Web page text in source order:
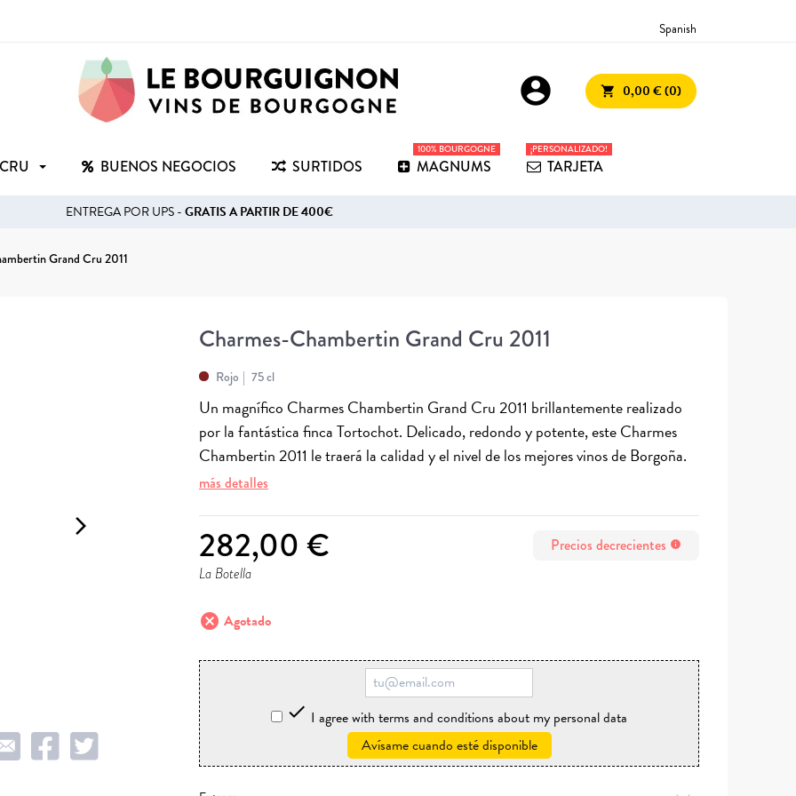
Spanish
account_circle shopping_cart 0,00 € (0)
BUENOS NEGOCIOS SURTIDOS MAGNUMS
100% BOURGOGNE
TARJETA
¡PERSONALIZADO!
ENTREGA POR UPS -GRATIS A PARTIR DE 400€
Grand Cru 2011
arrow_forward_ios
Charmes-Chambertin Grand Cru 2011
Rojo 75 cl
Un magnífico Charmes Chambertin Grand Cru 2011 brillantemente realizado
por la fantástica finca Tortochot. Delicado, redondo y potente, este Charmes
Chambertin 2011 le traerá la calidad y el nivel de los mejores vinos de Borgoña.
más detalles
282,00 € Precios decrecientes info
La Botella
cancel Agotado
 I agree with terms and conditions about my personal data
Avísame cuando esté disponible